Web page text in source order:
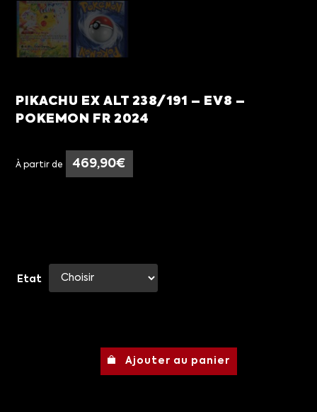
PIKACHU EX ALT 238/191 – EV8 –
POKEMON FR 2024
À partir de 469,90€
Etat
Ajouter au panier